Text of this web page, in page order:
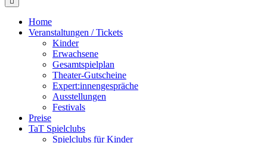
Home
Veranstaltungen / Tickets
Kinder
Erwachsene
Gesamtspielplan
Theater-Gutscheine
Expert:innengespräche
Ausstellungen
Festivals
Preise
TaT Spielclubs
Spielclubs für Kinder